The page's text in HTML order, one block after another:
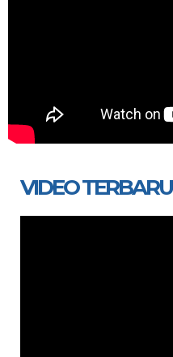
VIDEO TERBARU